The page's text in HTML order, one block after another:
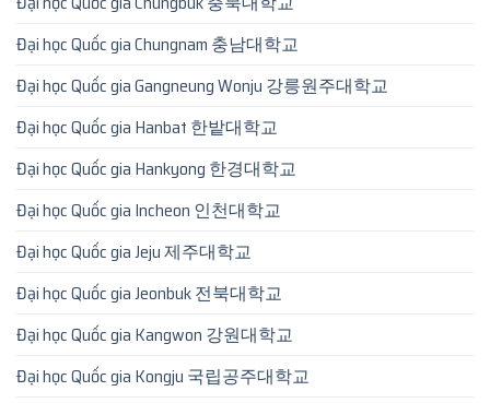
Đại học Quốc gia Chungnam 충남대학교
Đại học Quốc gia Gangneung Wonju 강릉원주대학교
Đại học Quốc gia Hanbat 한밭대학교
Đại học Quốc gia Hankyong 한경대학교
Đại học Quốc gia Incheon 인천대학교
Đại học Quốc gia Jeju 제주대학교
Đại học Quốc gia Jeonbuk 전북대학교
Đại học Quốc gia Kangwon 강원대학교
Đại học Quốc gia Kongju 국립공주대학교